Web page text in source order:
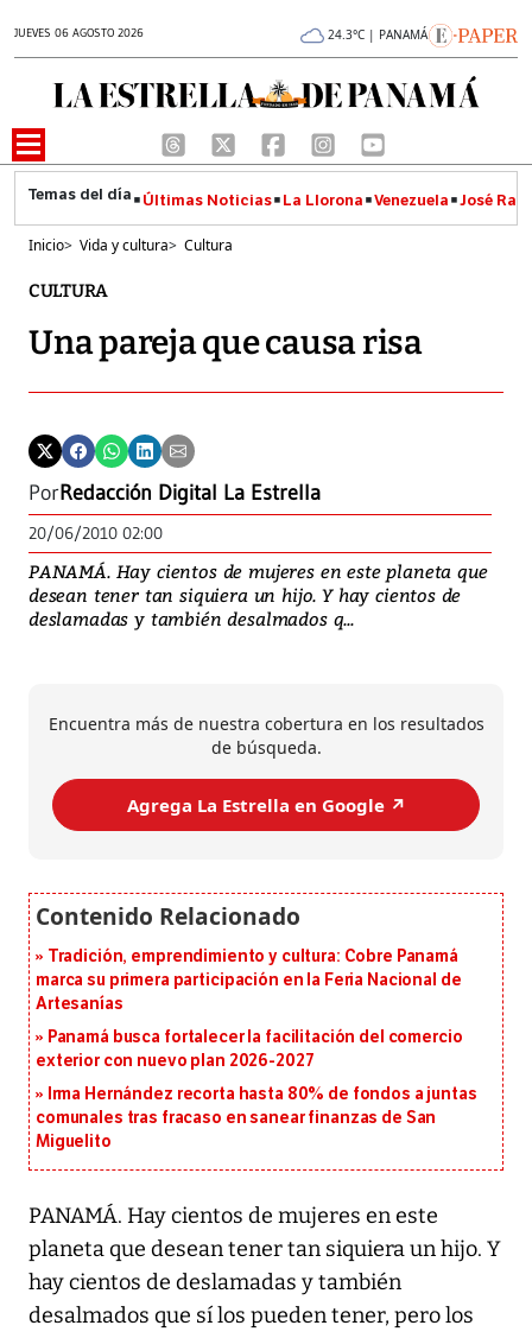
JUEVES 06 AGOSTO 2026 24.3°C | PANAMÁ
Últimas Noticias La Llorona Venezuela José
Inicio> Vida y cultura> Cultura
CULTURA
Una pareja que causa risa
PorRedacción Digital La Estrella
20/06/2010 02:00
PANAMÁ. Hay cientos de mujeres en este planeta que
desean tener tan siquiera un hijo. Y hay cientos de
deslamadas y también desalmados q...
Encuentra más de nuestra cobertura en los resultados
de búsqueda.
Agrega La Estrella en Google ↗️
Tradición, emprendimiento y cultura: Cobre Panamá
marca su primera participación en la Feria Nacional de
Artesanías
Panamá busca fortalecer la facilitación del comercio
exterior con nuevo plan 2026-2027
Irma Hernández recorta hasta 80% de fondos a juntas
comunales tras fracaso en sanear finanzas de San
Miguelito
PANAMÁ. Hay cientos de mujeres en este
planeta que desean tener tan siquiera un hijo. Y
hay cientos de deslamadas y también
desalmados que sí los pueden tener, pero los